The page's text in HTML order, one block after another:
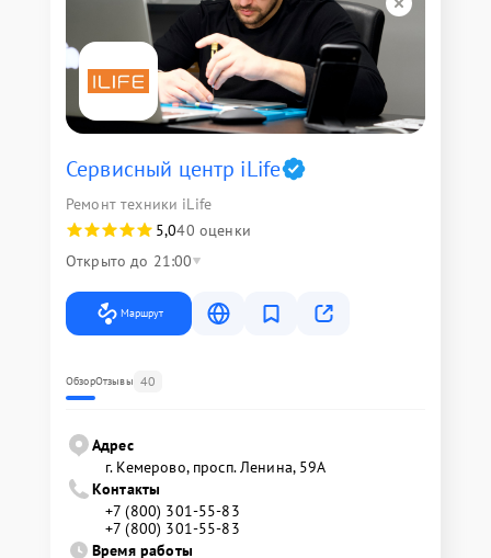
Сервисный центр iLife
Ремонт техники iLife
5,040 оценки
Открыто до 21:00
Маршрут
ОбзорОтзывы 40
Адрес
г. Кемерово, просп. Ленина, 59А
Контакты
+7 (800) 301-55-83
+7 (800) 301-55-83
Время работы